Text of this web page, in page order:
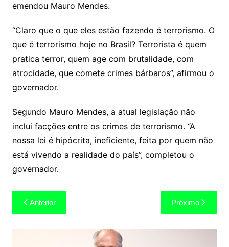
emendou Mauro Mendes.
“Claro que o que eles estão fazendo é terrorismo. O
que é terrorismo hoje no Brasil? Terrorista é quem
pratica terror, quem age com brutalidade, com
atrocidade, que comete crimes bárbaros”, afirmou o
governador.
Segundo Mauro Mendes, a atual legislação não
inclui facções entre os crimes de terrorismo. “A
nossa lei é hipócrita, ineficiente, feita por quem não
está vivendo a realidade do país”, completou o
governador.
Navegação
de
Post
Anterior Próximo